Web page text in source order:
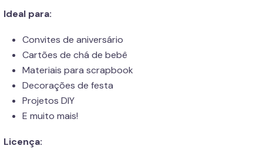
Ideal para:
Convites de aniversário
Cartões de chá de bebê
Materiais para scrapbook
Decorações de festa
Projetos DIY
E muito mais!
Licença: